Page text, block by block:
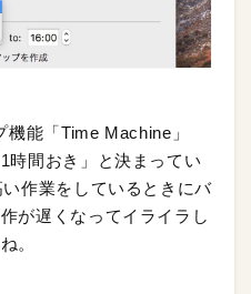
能「Time Machine」
時間おき」と決まってい
作業をしているときにバ
が遅くなってイライラし
。